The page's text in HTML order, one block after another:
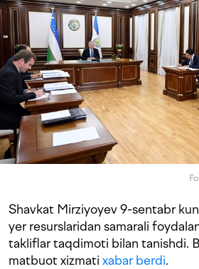
Shavkat Mirziyoyev 9-sentabr
yer resurslaridan samarali
takliflar taqdimoti bilan tanishdi.
matbuot xizmati xabar berdi.